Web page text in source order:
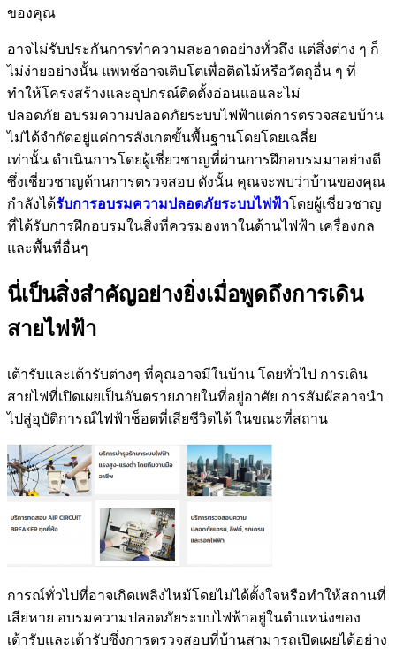
ของคุณ
อาจไม่รับประกันการทำความสะอาดอย่างทั่วถึง แต่สิ่งต่าง ๆ ก็
ไม่ง่ายอย่างนั้น แพทช์อาจเติบโตเพื่อติดไม้หรือวัตถุอื่น ๆ ที่
ทำให้โครงสร้างและอุปกรณ์ติดตั้งอ่อนแอและไม่
ปลอดภัย อบรมความปลอดภัยระบบไฟฟ้าแต่การตรวจสอบบ้าน
ไม่ได้จำกัดอยู่แค่การสังเกตขั้นพื้นฐานโดยโดยเฉลี่ย
เท่านั้น ดำเนินการโดยผู้เชี่ยวชาญที่ผ่านการฝึกอบรมมาอย่างดี
ซึ่งเชี่ยวชาญด้านการตรวจสอบ ดังนั้น คุณจะพบว่าบ้านของคุณ
กำลังได้รับการอบรมความปลอดภัยระบบไฟฟ้าโดยผู้เชี่ยวชาญ
ที่ได้รับการฝึกอบรมในสิ่งที่ควรมองหาในด้านไฟฟ้า เครื่องกล
และพื้นที่อื่นๆ
นี่เป็นสิ่งสำคัญอย่างยิ่งเมื่อพูดถึงการเดิน
สายไฟฟ้า
เต้ารับและเต้ารับต่างๆ ที่คุณอาจมีในบ้าน โดยทั่วไป การเดิน
สายไฟที่เปิดเผยเป็นอันตรายภายในที่อยู่อาศัย การสัมผัสอาจนำ
ไปสู่อุบัติการณ์ไฟฟ้าช็อตที่เสียชีวิตได้ ในขณะที่สถาน
การณ์ทั่วไปที่อาจเกิดเพลิงไหม้โดยไม่ได้ตั้งใจหรือทำให้สถานที่
เสียหาย อบรมความปลอดภัยระบบไฟฟ้าอยู่ในตำแหน่งของ
เต้ารับและเต้ารับซึ่งการตรวจสอบที่บ้านสามารถเปิดเผยได้อย่าง